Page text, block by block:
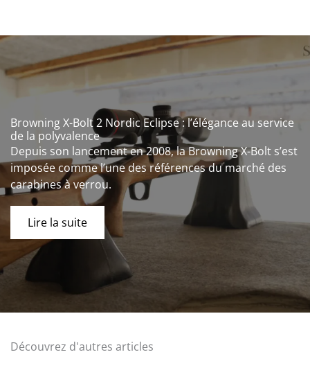
Browning X-Bolt 2 Nordic Eclipse : l’élégance au service
de la polyvalence
Depuis son lancement en 2008, la Browning X-Bolt s’est
imposée comme l’une des références du marché des
carabines à verrou.
Lire la suite
Découvrez d'autres articles